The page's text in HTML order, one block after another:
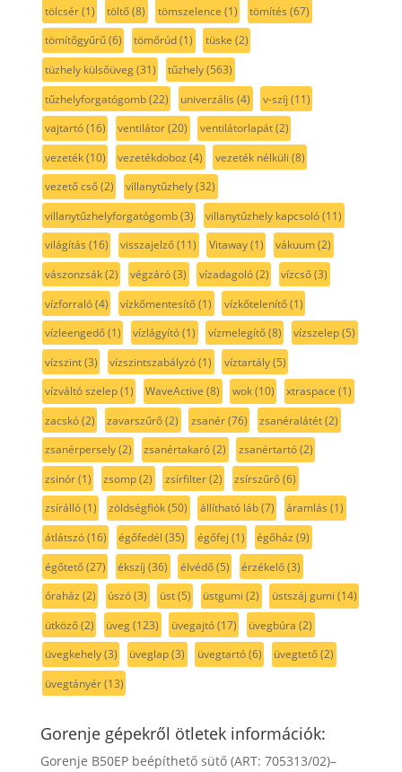
tölcsér(1) töltő(8) tömszelence (1) tömítés (67)
tömítőgyűrű(6) tömőrúd(1) tüske (2)
tüzhely külsőüveg(31) tűzhely(563)
tűzhelyforgatógomb(22) univerzális (4) v-szíj (11)
vajtartó(16) ventilátor(20) ventilátorlapát(2)
vezeték(10) vezetékdoboz (4) vezeték nélküli (8)
vezető cső(2) villanytűzhely(32)
villanytűzhelyforgatógomb(3) villanytűzhely kapcsoló(11)
világítás (16) visszajelző(11) Vitaway(1) vákuum(2)
vászonzsák(2) végzáró(3) vízadagoló(2) vízcső(3)
vízforraló(4) vízkőmentesítő(1) vízkőtelenítő(1)
vízleengedő(1) vízlágyító(1) vízmelegítő(8) vízszelep(5)
vízszint(3) vízszintszabályzó(1) víztartály(5)
vízváltó szelep(1) WaveActive (8) wok(10) xtraspace (1)
zacskó(2) zavarszűrő(2) zsanér(76) zsanéralátét(2)
zsanérpersely(2) zsanértakaró(2) zsanértartó(2)
zsinór(1) zsomp(2) zsírfilter(2) zsírszűrő(6)
zsírálló(1) zöldségfiók(50) állítható láb(7) áramlás (1)
átlátszó(16) égőfedél (35) égőfej (1) égőház (9)
égőtető(27) ékszíj (36) élvédő(5) érzékelő(3)
óraház (2) úszó(3) üst(5) üstgumi (2) üstszáj gumi (14)
ütköző(2) üveg(123) üvegajtó(17) üvegbúra (2)
üvegkehely(3) üveglap(3) üvegtartó(6) üvegtető(2)
üvegtányér(13)
Gorenje gépekről ötletek információk:
Gorenje B50EP beépíthető sütő (ART: 705313/02)–